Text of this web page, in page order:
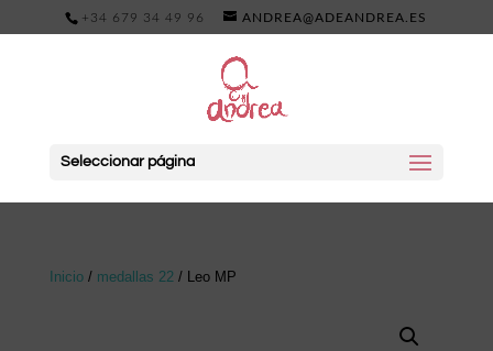
+34 679 34 49 96 ANDREA@ADEANDREA.ES
Seleccionar página
Inicio/ medallas 22/ Leo MP